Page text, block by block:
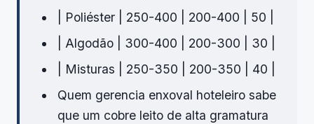
| Poliéster | 250-400 | 200-400 | 50 |
| Algodão | 300-400 | 200-300 | 30 |
| Misturas | 250-350 | 200-350 | 40 |
Quem gerencia enxoval hoteleiro sabe
que um cobre leito de alta gramatura